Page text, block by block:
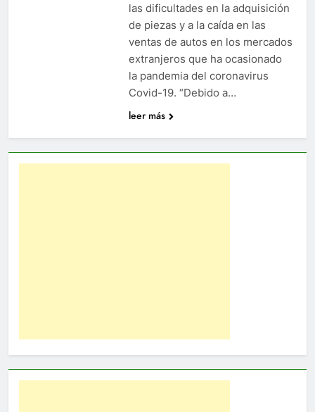
las dificultades en la adquisición
de piezas y a la caída en las
ventas de autos en los mercados
extranjeros que ha ocasionado
la pandemia del coronavirus
Covid-19. “Debido a…
leer más